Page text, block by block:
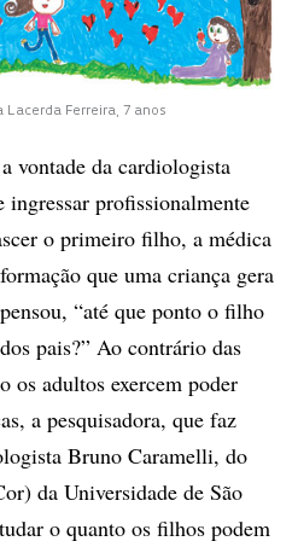
Lacerda Ferreira, 7 anos
vontade da cardiologista
profissionalmente
o primeiro filho, a médica
que uma criança gera
“até que ponto o filho
pais?” Ao contrário das
os adultos exercem poder
a pesquisadora, que faz
Bruno Caramelli, do
da Universidade de São
o quanto os filhos podem